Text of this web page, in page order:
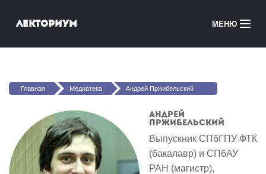
Лекториум МЕНЮ
Медиатека
Courses in English
Войти
Вы здесь
Главная Медиатека Андрей Пржибельский
Андрей
Пржибельский
Выпускник СПбГПУ ФТК
(бакалавр) и СПбАУ
РАН (магистр),